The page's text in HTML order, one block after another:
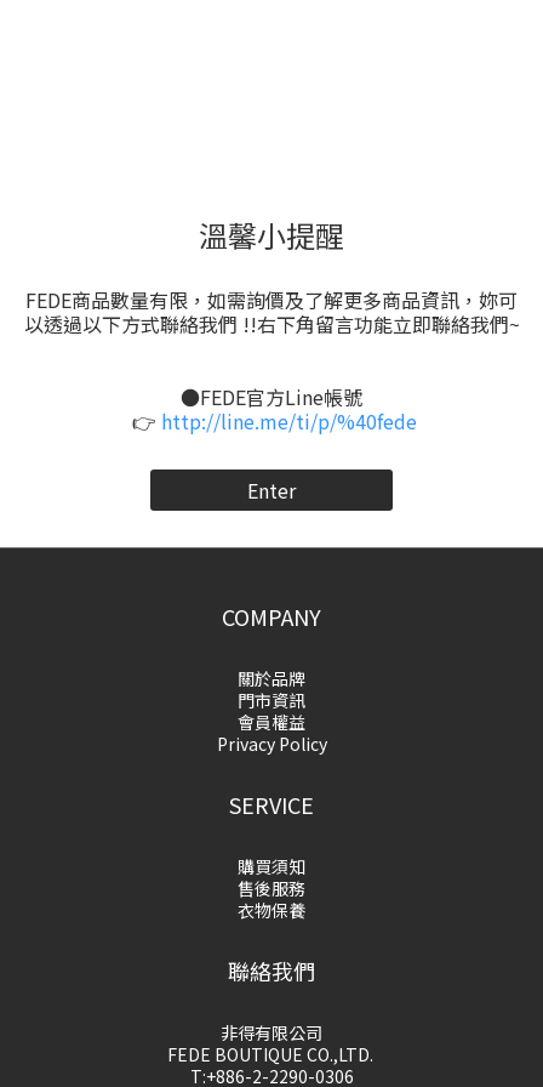
溫馨小提醒
FEDE商品數量有限，如需詢價及了解更多商品資訊，妳可
以透過以下方式聯絡我們 !!右下角留言功能立即聯絡我們~
●FEDE官方Line帳號
👉 http://line.me/ti/p/%40fede
Enter
COMPANY
關於品牌
門市資訊
會員權益
Privacy Policy
SERVICE
購買須知
售後服務
衣物保養
聯絡我們
非得有限公司
FEDE BOUTIQUE CO.,LTD.
T:+886-2-2290-0306